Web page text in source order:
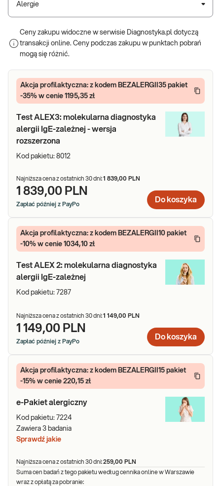
charakter przewlekły, z okresami zaostrzeń i remisji. W
diagnozowaniu czynnika alergizującego kluczowe są odpowiednio
dobrane badania alergiczne.
Badania alergiczne z krwi
Badania alergiczne z krwi obejmują oznaczenie tzw. przeciwciał
alergenom, a nawet komponentom molekularnym alergenów.
Wyniki tych badań pozwalają na określenie, który czynnik
odpowiedzialny jest za doskwierające objawy, pozwalają także
czynnika uczulającego z diety, otoczenia, czy też wdrożenia terapii
Kategoria – Alergieuwzględnia szeroką gamę pakietów badań,
ważnych w m.in. diagnostyce alergii oddechowych, pokarmowych,
diagnostyce alergii, obejmujący niemalże 300 alergenów.
Alergie
Ceny zakupu widoczne w serwisie Diagnostyka.pl dotyczą
transakcji online. Ceny podczas zakupu w punktach pobrań
mogą się różnić.
Akcja profilaktyczna: z kodem BEZALERGII35 pakiet
-35% w cenie 1195,35 zł
Test ALEX3: molekularna diagnostyka
alergii IgE-zależnej - wersja
rozszerzona
Kod pakietu: 8012
Najniższa cena z ostatnich 30 dni:1 839,00 PLN
1 839,00 PLN
Zapłać później z PayPo
Do koszyka
Akcja profilaktyczna: z kodem BEZALERGII10 pakiet
-10% w cenie 1034,10 zł
Test ALEX 2: molekularna diagnostyka
alergii IgE-zależnej
Kod pakietu: 7287
Najniższa cena z ostatnich 30 dni:1 149,00 PLN
1 149,00 PLN
Zapłać później z PayPo
Do koszyka
Akcja profilaktyczna: z kodem BEZALERGII15 pakiet
-15% w cenie 220,15 zł
e-Pakiet alergiczny
Kod pakietu: 7224
Zawiera 3 badania
Sprawdź jakie
Najniższa cena z ostatnich 30 dni:259,00 PLN
Suma cen badań z tego pakietu według cennika online w Warszawie
wraz z opłatą za pobranie: